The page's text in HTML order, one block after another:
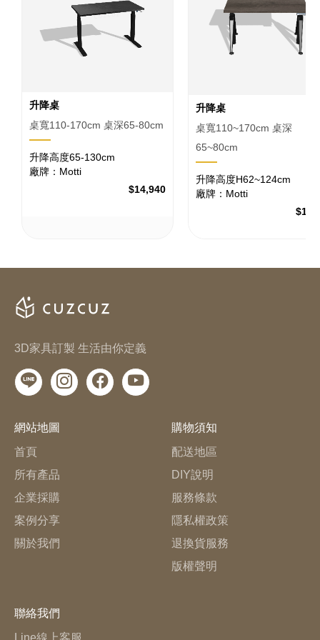
升降桌
桌寬110-170cm 桌深65-80cm
升降高度65-130cm
廠牌：Motti
$14,940
升降桌
桌寬110~170cm 桌深
65~80cm
升降高度H62~124cm
廠牌：Motti
3D家具訂製 生活由你定義
網站地圖
首頁
所有產品
企業採購
案例分享
關於我們
購物須知
配送地區
DIY說明
服務條款
隱私權政策
退換貨服務
版權聲明
聯絡我們
Line線上客服